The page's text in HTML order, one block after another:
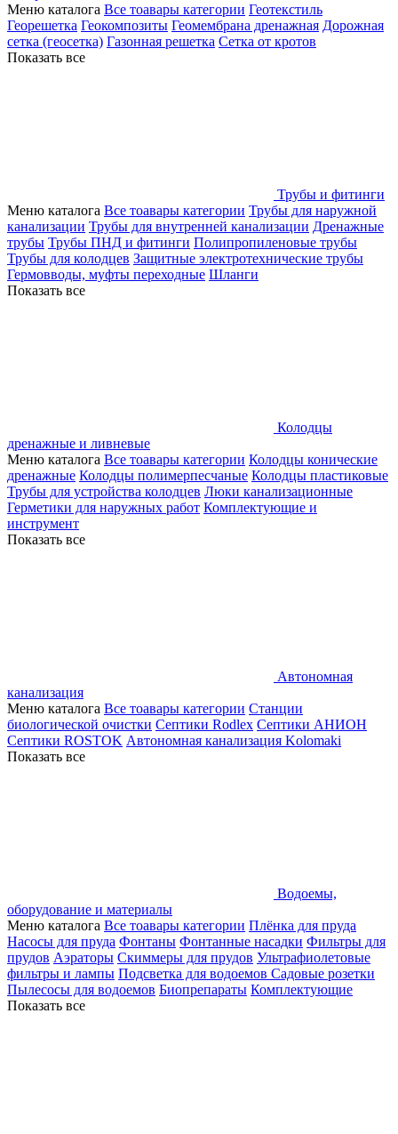
Меню каталога Все тоавары категории Геотекстиль
Георешетка Геокомпозиты Геомембрана дренажная Дорожная
сетка (геосетка) Газонная решетка Сетка от кротов
Показать все
Трубы и фитинги
Меню каталога Все тоавары категории Трубы для наружной
канализации Трубы для внутренней канализации Дренажные
трубы Трубы ПНД и фитинги Полипропиленовые трубы
Трубы для колодцев Защитные электротехнические трубы
Гермовводы, муфты переходные Шланги
Показать все
Колодцы
дренажные и ливневые
Меню каталога Все тоавары категории Колодцы конические
дренажные Колодцы полимерпесчаные Колодцы пластиковые
Трубы для устройства колодцев Люки канализационные
Герметики для наружных работ Комплектующие и
инструмент
Показать все
Автономная
канализация
Меню каталога Все тоавары категории Станции
биологической очистки Септики Rodlex Септики АНИОН
Септики ROSTOK Автономная канализация Kolomaki
Показать все
Водоемы,
оборудование и материалы
Меню каталога Все тоавары категории Плёнка для пруда
Насосы для пруда Фонтаны Фонтанные насадки Фильтры для
прудов Аэраторы Скиммеры для прудов Ультрафиолетовые
фильтры и лампы Подсветка для водоемов Садовые розетки
Пылесосы для водоемов Биопрепараты Комплектующие
Показать все